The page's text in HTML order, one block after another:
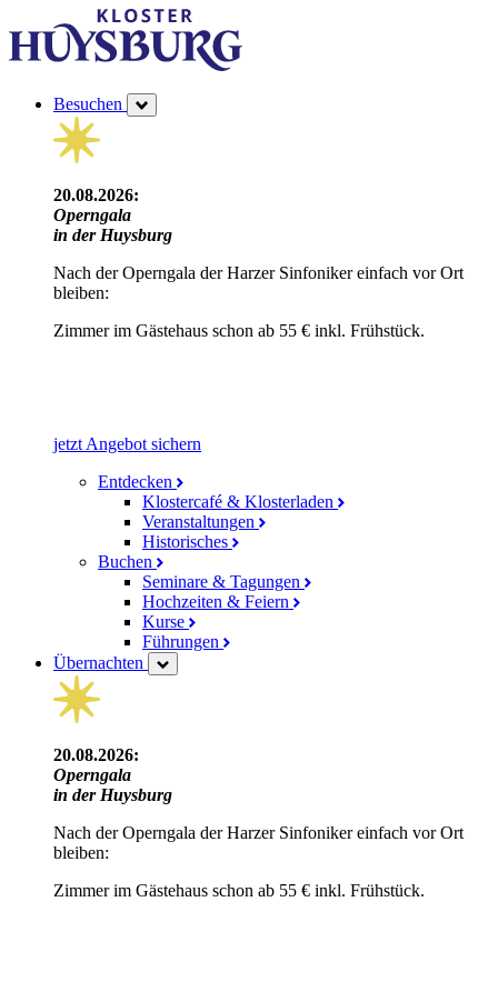
Besuchen
20.08.2026:
Operngala
in der Huysburg
Nach der Operngala der Harzer Sinfoniker einfach vor Ort
bleiben:
Zimmer im Gästehaus schon ab 55 € inkl. Frühstück.
jetzt Angebot sichern
Entdecken
Klostercafé & Klosterladen
Veranstaltungen
Historisches
Buchen
Seminare & Tagungen
Hochzeiten & Feiern
Kurse
Führungen
Übernachten
20.08.2026:
Operngala
in der Huysburg
Nach der Operngala der Harzer Sinfoniker einfach vor Ort
bleiben:
Zimmer im Gästehaus schon ab 55 € inkl. Frühstück.